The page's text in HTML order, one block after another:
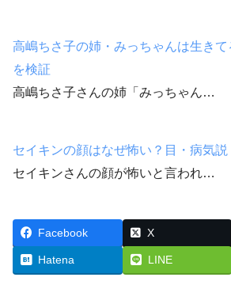
高嶋ちさ子の姉・みっちゃんは生き
を検証
高嶋ちさ子さんの姉「みっちゃん…
セイキンの顔はなぜ怖い？目・病気説
セイキンさんの顔が怖いと言われ…
Facebook X
Hatena LINE